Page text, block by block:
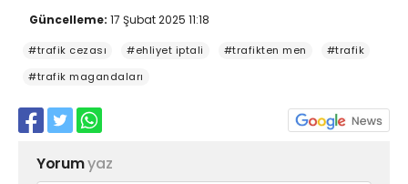
Güncelleme: 17 Şubat 2025 11:18
#trafik cezası #ehliyet iptali #trafikten men
#trafik
#trafik magandaları
Yorumyaz